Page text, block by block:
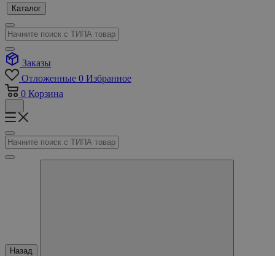
Каталог
Заказы
Отложенные 0 Избранное
0 Корзина
Назад